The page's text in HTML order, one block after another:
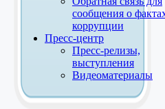
сообщения о
коррупции
Пресс-центр
Пресс-релизы,
выступления
Видеоматериалы